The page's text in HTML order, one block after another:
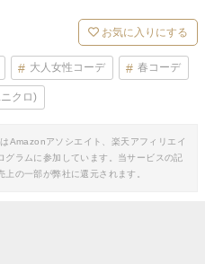
お気に入りにする
大人女性コーデ 春コーデ
クロ)
Amazonアソシエイト、楽天アフィリエイ
グラムに参加しています。当サービスの記
の一部が弊社に還元されます。